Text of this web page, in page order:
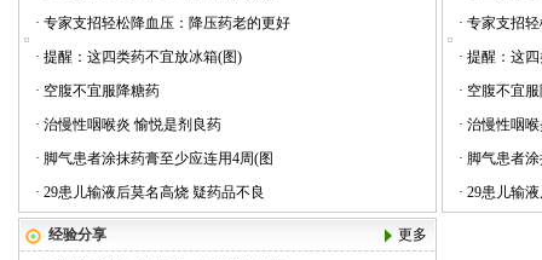
· 专家支招轻松降血压：降压药老的更好
· 提醒：这四类药不宜放冰箱(图)
· 空腹不宜服降糖药
· 治慢性咽喉炎 愉悦是剂良药
· 脚气患者涂抹药膏至少应连用4周(图
· 29患儿输液后莫名高烧 疑药品不良
· 专家支招
· 提醒：这
· 空腹不宜
· 治慢性咽
· 脚气患者
· 29患儿输
经验分享 更多